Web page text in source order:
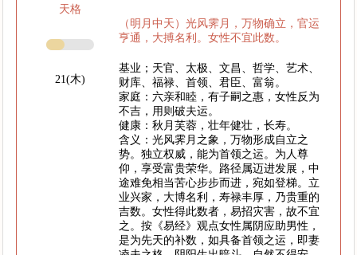
天格
21(木)
（明月中天）光风霁月，万物确立，官运
亨通，大搏名利。女性不宜此数。
基业；天官、太极、文昌、哲学、艺术、
财库、福禄、首领、君臣、富翁。
家庭：六亲和睦，有子嗣之惠，女性反为
不吉，用则破夫运。
健康：秋月芙蓉，壮年健壮，长寿。
含义：光风霁月之象，万物形成自立之
势。独立权威，能为首领之运。为人尊
仰，享受富贵荣华。路径属迈进发展，中
途难免相当苦心步步而进，宛如登梯。立
业兴家，大博名利，寿禄丰厚，乃贵重的
吉数。女性得此数者，易招灾害，故不宜
之。按《易经》观点女性属阴应助男性，
是为先天的补数，如具备首领之运，即妻